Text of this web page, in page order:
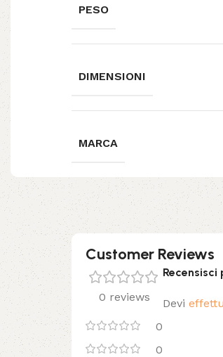
PESO
DIMENSIONI
MARCA
Customer Reviews
0 reviews
0
0
Recensisci
Devi